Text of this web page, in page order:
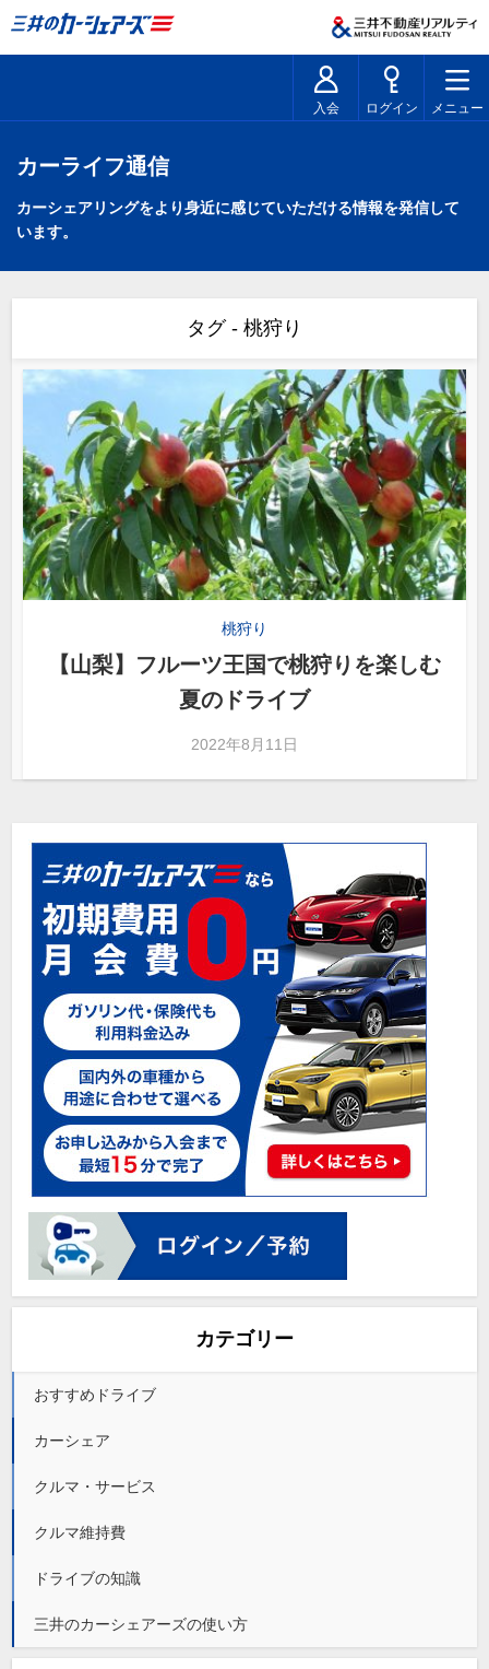
入会 ログイン メニュー
カーライフ通信
カーシェアリングをより身近に感じていただける情報を発信して
います。
タグ - 桃狩り
桃狩り
【山梨】フルーツ王国で桃狩りを楽しむ
夏のドライブ
2022年8月11日
カテゴリー
おすすめドライブ
カーシェア
クルマ・サービス
クルマ維持費
ドライブの知識
三井のカーシェアーズの使い方